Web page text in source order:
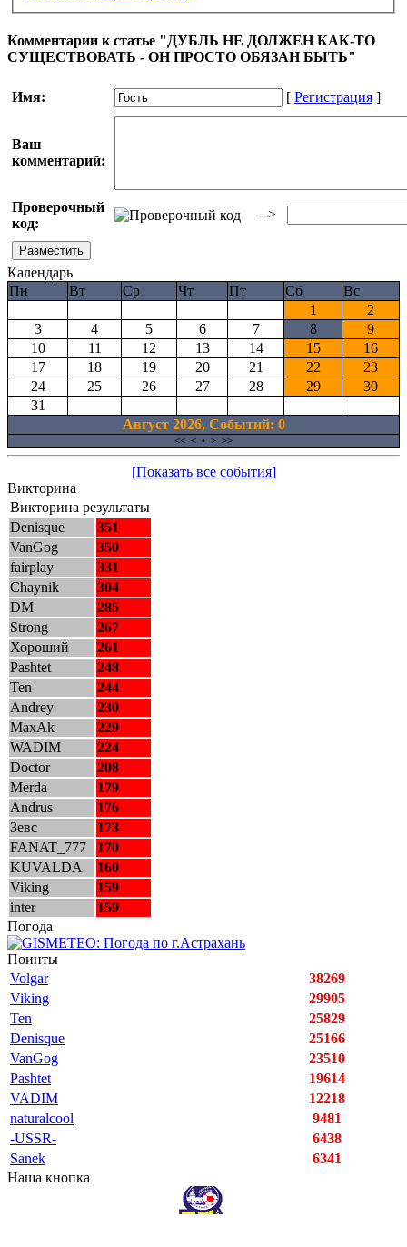
Комментарии к статье "ДУБЛЬ НЕ ДОЛЖЕН КАК-ТО
СУЩЕСТВОВАТЬ - ОН ПРОСТО ОБЯЗАН БЫТЬ"
Имя: [ Регистрация ]
Ваш
комментарий:
Проверочный
код:
-->
Календарь
Пн
Вт Ср Чт Пт Сб
Вс
1
2
3
4 5 6 7 8
9
10
11 12 13 14 15
16
17
18 19 20 21 22
23
24
25 26 27 28 29
30
31
Август 2026, Cобытий: 0
<< < • > >>
[Показать все события]
Викторина
Викторина результаты
Denisque
351
VanGog
350
fairplay
331
Chaynik
304
DM
285
Strong
267
Хороший
261
Pashtet
248
Ten
244
Andrey
230
MaxAk
229
WADIM
224
Doctor
208
Merda
179
Andrus
176
Зевс
173
FANAT_777
170
KUVALDA
160
Viking
159
inter
159
Погода
Поинты
Volgar
38269
Viking
29905
Ten
25829
Denisque
25166
VanGog
23510
Pashtet
19614
VADIM
12218
naturalcool
9481
-USSR-
6438
Sanek
6341
Наша кнопка